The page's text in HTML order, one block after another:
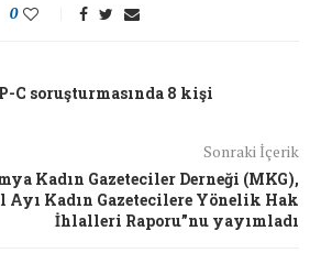
0
C soruşturmasında 8 kişi
Sonraki İçerik
Kadın Gazeteciler Derneği (MKG),
Ayı Kadın Gazetecilere Yönelik Hak
İhlalleri Raporu”nu yayımladı